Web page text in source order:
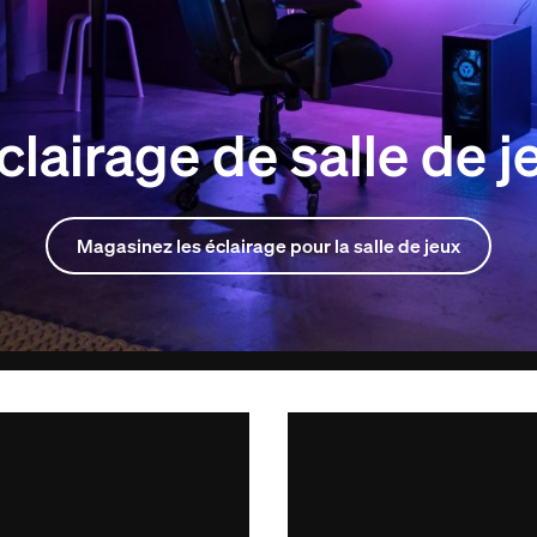
de salle de
Magasinez les éclairage pour la salle de jeux